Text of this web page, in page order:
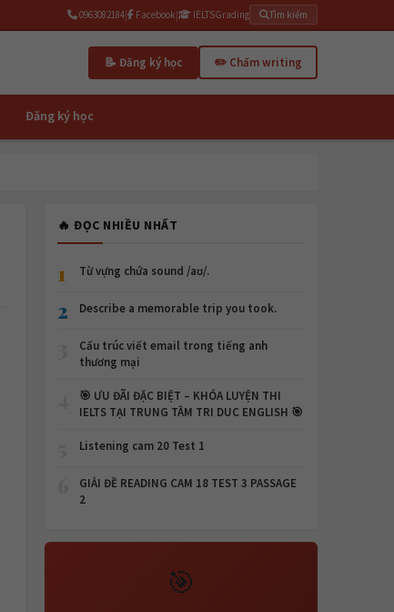
0963082184| Facebook| IELTSGrading Tìm kiếm
📝 Đăng ký học ✏️ Chấm writing
Đăng ký học
🔥 ĐỌC NHIỀU NHẤT
1 Từ vựng chứa sound /aʊ/.
2 Describe a memorable trip you took.
Cấu trúc viết email trong tiếng anh
thương mại
🎯 ƯU ĐÃI ĐẶC BIỆT – KHÓA LUYỆN THI
IELTS TẠI TRUNG TÂM TRI DUC ENGLISH 🎯
Listening cam 20 Test 1
GIẢI ĐỀ READING CAM 18 TEST 3 PASSAGE
2
🎯